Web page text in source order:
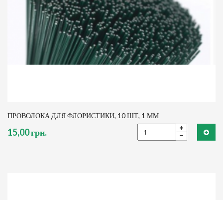
ПРОВОЛОКА ДЛЯ ФЛОРИСТИКИ, 10 ШТ, 1 ММ
15,00 грн.